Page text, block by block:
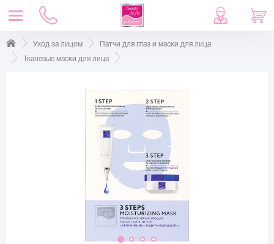
Уход за лицом
Патчи для глаз и маски для лица
Тканевые маски для лица